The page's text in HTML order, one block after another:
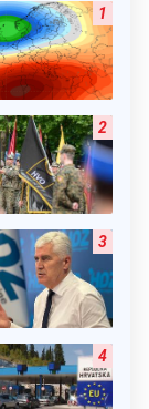
1
2
3
4